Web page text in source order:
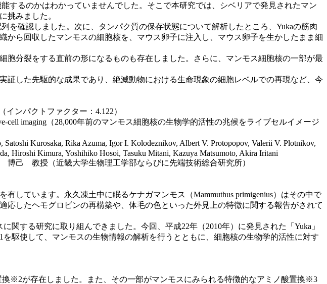
るのかはわかっていませんでした。そこで本研究では、シベリアで発見されたマン
挑みました。
確認しました。次に、タンパク質の保存状態について解析したところ、Yukaの筋肉
ら回収したマンモスの細胞核を、マウス卵子に注入し、マウス卵子を生かしたまま細
分裂をする直前の形になるものも存在しました。さらに、マンモス細胞核の一部が最
した先駆的な成果であり、絶滅動物における生命現象の細胞レベルでの再現など、今
ンパクトファクター：4.122）
cell imaging（28,000年前のマンモス細胞核の生物学的活性の兆候をライブセルイメージ
Kurosaka, Rika Azuma, Igor I. Kolodeznikov, Albert V. Protopopov, Valerii V. Plotnikov,
Hiroshi Kimura, Yoshihiko Hosoi, Tasuku Mitani, Kazuya Matsumoto, Akira Iritani
教授（近畿大学生物理工学部ならびに先端技術総合研究所）
しています。永久凍土中に眠るケナガマンモス（Mammuthus primigenius）はその中で
したヘモグロビンの再構築や、体毛の色といった外見上の特徴に関する報告がされて
する研究に取り組んできました。今回、平成22年（2010年）に発見された「Yuka」
駆使して、マンモスの生物情報の解析を行うとともに、細胞核の生物学的活性に対す
※2が存在しました。また、その一部がマンモスにみられる特徴的なアミノ酸置換※3